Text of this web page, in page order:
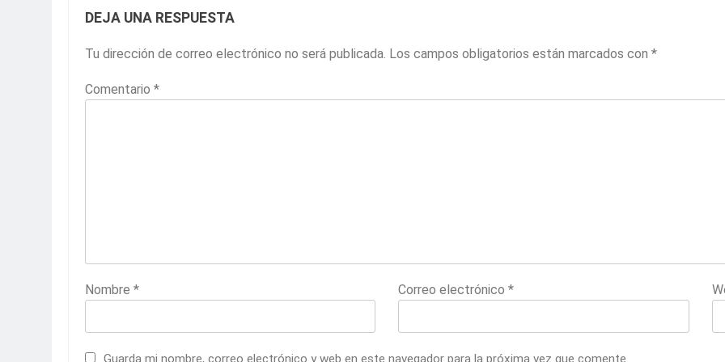
DEJA UNA RESPUESTA
Tu dirección de correo electrónico no será publicada. Los campos obligatorios están marcados con *
Comentario *
Nombre * Correo electrónico*
Guarda mi nombre, correo electrónico y web en este navegador para la próxima vez que comente.